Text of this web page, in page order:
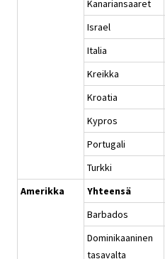
Kanariansaaret
Israel
Italia
Kreikka
Kroatia
Kypros
Portugali
Turkki
Amerikka
Yhteensä
Barbados
Dominikaaninen
tasavalta